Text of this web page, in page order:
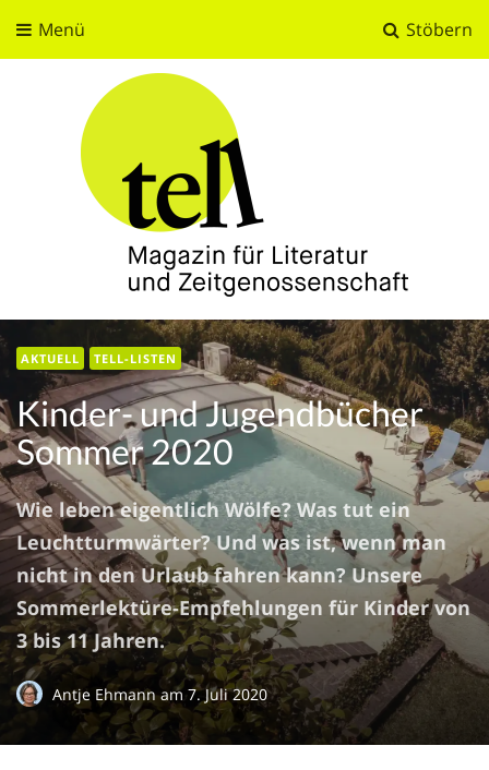
Stöbern
Menü
tell
Magazin für Literatur und Zeitgenossenschaft
AKTUELL TELL-LISTEN
Kinder- und Jugendbücher
Sommer 2020
Wie leben eigentlich Wölfe? Was tut ein
Leuchtturmwärter? Und was ist, wenn man
nicht in den Urlaub fahren kann? Unsere
Sommerlektüre-Empfehlungen für Kinder von
3 bis 11 Jahren.
Antje Ehmannam 7. Juli 2020